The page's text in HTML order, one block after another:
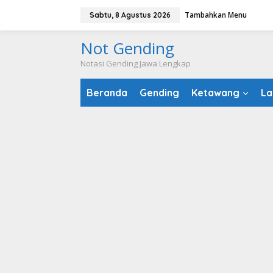
konten
Sabtu, 8 Agustus 2026 Tambahkan Menu
Not Gending
Notasi Gending Jawa Lengkap
Beranda Gending Ketawang